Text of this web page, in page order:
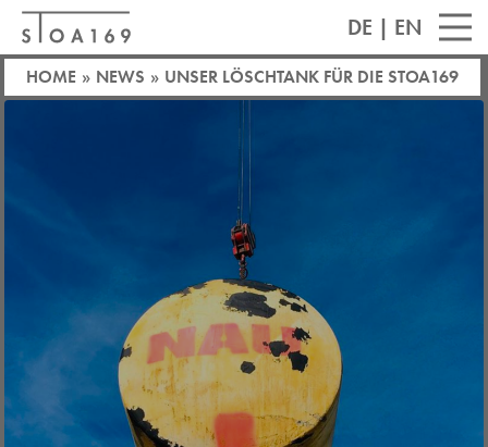
DE | EN
HOME » NEWS » UNSER LÖSCHTANK FÜR DIE STOA169